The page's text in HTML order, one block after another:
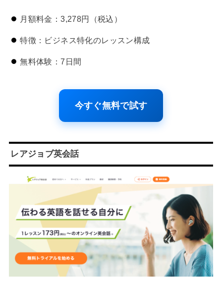
月額料金：3,278円（税込）
特徴：ビジネス特化のレッスン構成
無料体験：7日間
今すぐ無料で試す
レアジョブ英会話